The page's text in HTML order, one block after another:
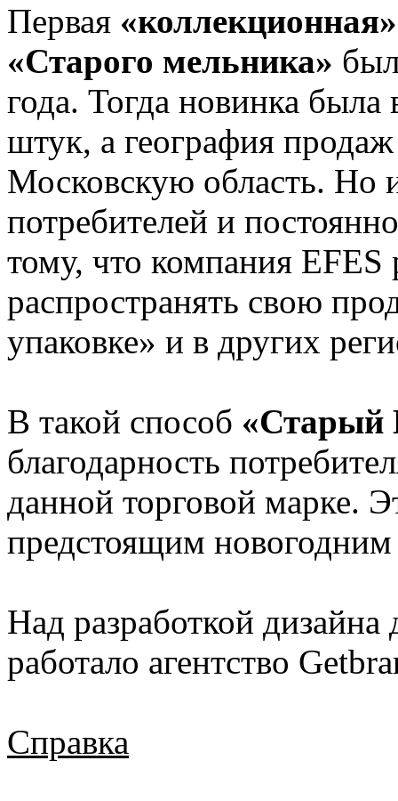
Первая
«Старого мельника»
года. Тогда новинка
штук, а география
Московскую область. Но
потребителей и
тому, что компания EFES
распространять свою
упаковке» и в других
В такой способ
благодарность
данной торговой марке.
предстоящим
Над разработкой
работало агентство
Справка